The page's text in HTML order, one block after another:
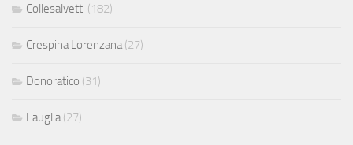
Collesalvetti (182)
Crespina Lorenzana (27)
Donoratico (31)
Fauglia (27)